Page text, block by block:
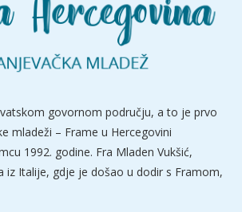
govornom području, a to je prvo
mladeži – Frame u Hercegovini
1992. godine. Fra Mladen Vukšić,
iz Italije, gdje je došao u dodir s Framom,